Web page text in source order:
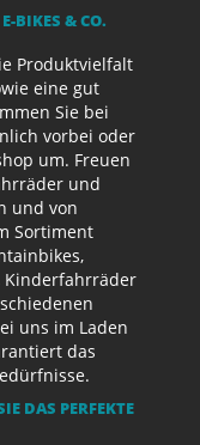
BIKES & CO.
Produktvielfalt
eine gut
Sie bei
vorbei oder
um. Freuen
und
und von
Sortiment
Kinderfahrräder
uns im Laden
das
DAS PERFEKTE